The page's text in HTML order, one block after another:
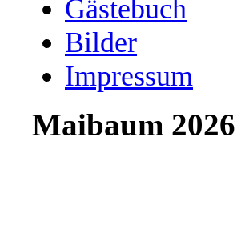
Gästebuch
Bilder
Impressum
Maibaum 2026